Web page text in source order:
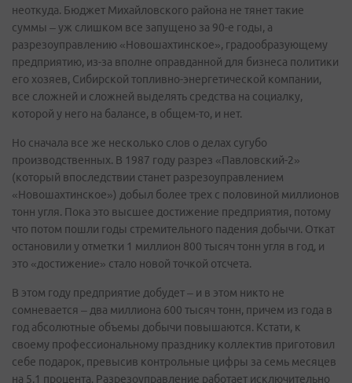
неоткуда. Бюджет Михайловского района не тянет такие
суммы – уж слишком все запущено за 90-е годы, а
разрезоуправлению «Новошахтинское», градообразующему
предприятию, из-за вполне оправданной для бизнеса политики
его хозяев, Сибирской топливно-энергетической компании,
все сложней и сложней выделять средства на социалку,
которой у него на балансе, в общем-то, и нет.
Но сначала все же несколько слов о делах сугубо
производственных. В 1987 году разрез «Павловский-2»
(который впоследствии станет разрезоуправлением
«Новошахтинское») добыл более трех с половиной миллионов
тонн угля. Пока это высшее достижение предприятия, потому
что потом пошли годы стремительного падения добычи. Откат
остановили у отметки 1 миллион 800 тысяч тонн угля в год, и
это «достижение» стало новой точкой отсчета.
В этом году предприятие добудет – и в этом никто не
сомневается – два миллиона 600 тысяч тонн, причем из года в
год абсолютные объемы добычи повышаются. Кстати, к
своему профессиональному празднику коллектив приготовил
себе подарок, превысив контрольные цифры за семь месяцев
на 5,1 процента. Разрезоуправление работает исключительно